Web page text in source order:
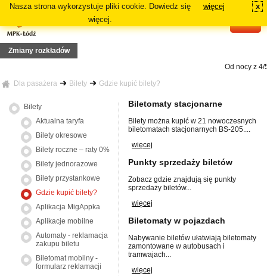
Nasza strona wykorzystuje pliki cookie. Dowiedz się
więcej.
więcej x
Dla pasażera Bilety Gdzie kupić bilety?
Bilety
Aktualna taryfa
Bilety okresowe
Bilety roczne – raty 0%
Bilety jednorazowe
Bilety przystankowe
Gdzie kupić bilety?
Aplikacja MigAppka
Aplikacje mobilne
Automaty - reklamacja
zakupu biletu
Biletomat mobilny -
formularz reklamacji
Zmiany rozkładów
Od nocy z
19 lipca 2026r. (niedziela), zmiana tras linii 73, 81A, 81B, N5A, N5B
12 lipca 2026r. (niedziela), zmiana tras linii 87A, 87B
linii 18 i 54A
podstawowej danej linii: 64A, 84A, 88B i 91A
29 czerwca 2026r. (poniedziałek), zmiana tras linii: 2, 3, 6, 7, 11
Biletomaty stacjonarne
Bilety można kupić w 21 nowoczesnych
biletomatach stacjonarnych BS-205....
więcej
Punkty sprzedaży biletów
Zobacz gdzie znajdują się punkty
sprzedaży biletów...
więcej
Biletomaty w pojazdach
Nabywanie biletów ułatwiają biletomaty
zamontowane w autobusach i
tramwajach...
więcej